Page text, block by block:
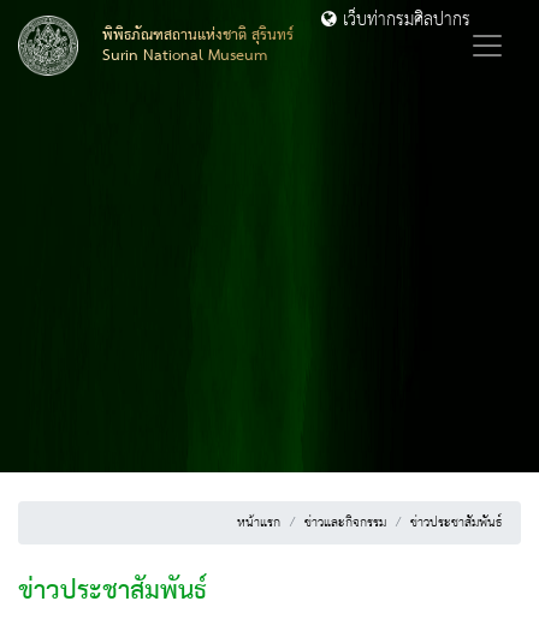
พิพิธภัณฑสถานแห่งชาติ สุรินทร์
Surin National Museum
เว็บท่ากรมศิลปากร
หน้าแรก ข่าวและกิจกรรม ข่าวประชาสัมพันธ์
ข่าวประชาสัมพันธ์